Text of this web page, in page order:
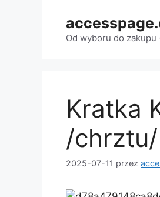
Od wyboru do
Kratka
/chrztu/
2025-07-11 przez